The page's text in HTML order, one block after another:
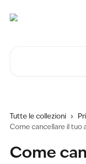
Tutte le collezioni
Come cancellare il tuo
Come